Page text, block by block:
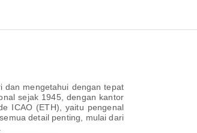
dan mengetahui dengan tepat
sejak 1945, dengan kantor
ICAO (ETH), yaitu pengenal
detail penting, mulai dari